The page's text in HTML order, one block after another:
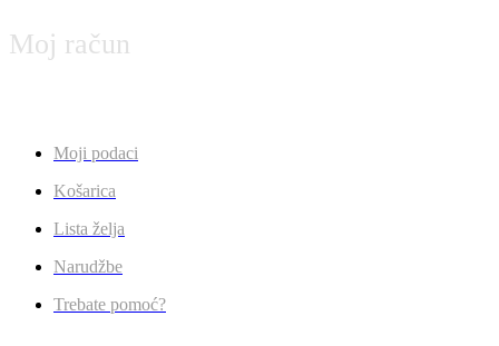
Moj račun
Moji podaci
Košarica
Lista želja
Narudžbe
Trebate pomoć?